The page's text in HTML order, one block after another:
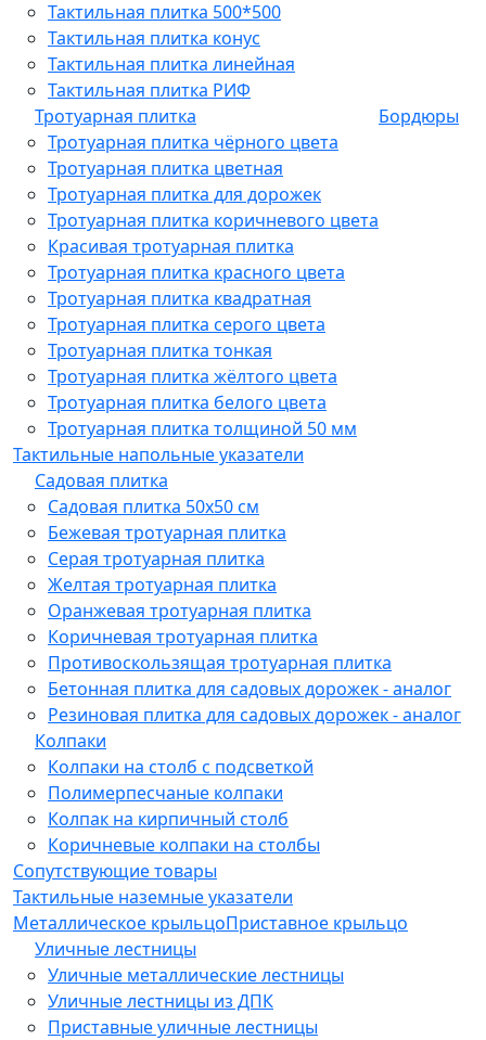
Тактильная плитка 500*500
Тактильная плитка конус
Тактильная плитка линейная
Тактильная плитка РИФ
Тротуарная плитка
Тротуарная плитка чёрного цвета
Тротуарная плитка цветная
Тротуарная плитка для дорожек
Тротуарная плитка коричневого цвета
Красивая тротуарная плитка
Тротуарная плитка красного цвета
Тротуарная плитка квадратная
Тротуарная плитка серого цвета
Тротуарная плитка тонкая
Тротуарная плитка жёлтого цвета
Тротуарная плитка белого цвета
Тротуарная плитка толщиной 50 мм
Бордюры
Тактильные напольные указатели
Садовая плитка
Садовая плитка 50х50 см
Бежевая тротуарная плитка
Серая тротуарная плитка
Желтая тротуарная плитка
Оранжевая тротуарная плитка
Коричневая тротуарная плитка
Противоскользящая тротуарная плитка
Бетонная плитка для садовых дорожек - аналог
Резиновая плитка для садовых дорожек - аналог
Колпаки
Колпаки на столб с подсветкой
Полимерпесчаные колпаки
Колпак на кирпичный столб
Коричневые колпаки на столбы
Сопутствующие товары
Тактильные наземные указатели
Металлическое крыльцоПриставное крыльцо
Уличные лестницы
Уличные металлические лестницы
Уличные лестницы из ДПК
Приставные уличные лестницы